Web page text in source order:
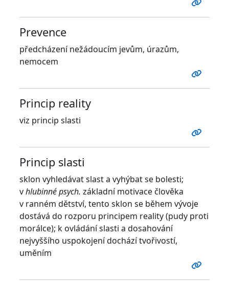
Prevence
předcházení nežádoucím jevům, úrazům,
nemocem
Princip reality
viz princip slasti
Princip slasti
sklon vyhledávat slast a vyhýbat se bolesti;
vhlubinné psych. základní motivace člověka
v ranném dětství, tento sklon se během vývoje
dostává do rozporu principem reality (pudy proti
morálce); k ovládání slasti a dosahování
nejvyššího uspokojení dochází tvořivostí,
uměním